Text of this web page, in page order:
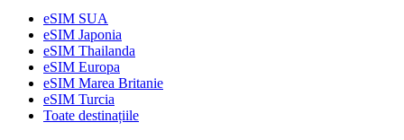
eSIM SUA
eSIM Japonia
eSIM Thailanda
eSIM Europa
eSIM Marea Britanie
eSIM Turcia
Toate destinațiile